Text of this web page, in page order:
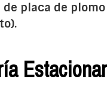
placa de